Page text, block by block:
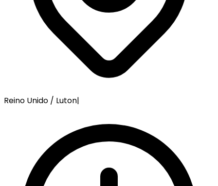
Reino Unido / Luton|